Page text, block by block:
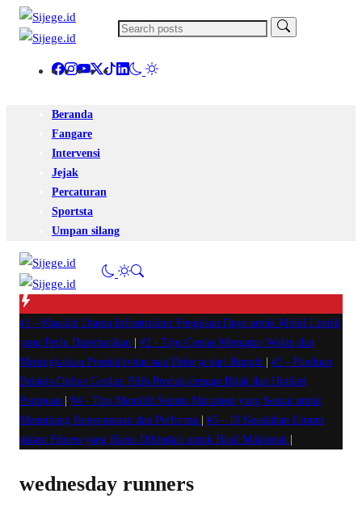
Beranda
Fangare
Intervensi
Jejak
Percaturan
Sportsta
Umpan silang
#1 - Masalah Utama Infrastruktur Pengisian Daya untuk Mobil Listrik
yang Perlu Diperhatikan
#2 - Tips Cerdas Mengatur Waktu dan
Meningkatkan Produktivitas saat Bekerja dari Rumah
#3 - Panduan
Belanja Online Cerdas: Pilih Produk dengan Bijak dan Hindari
Penipuan
#4 - Tips Memilih Sepatu Marathon yang Sesuai untuk
Menunjang Kenyamanan dan Performa
#5 - 10 Kesalahan Umum
dalam Fitness yang Harus Dihindari untuk Hasil Maksimal
wednesday runners